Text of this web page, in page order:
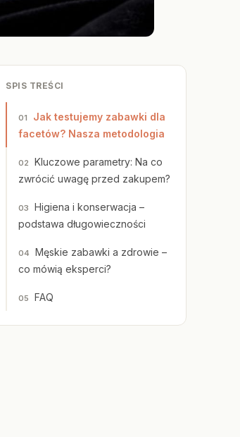
SPIS TREŚCI
Jak testujemy zabawki dla
facetów? Nasza metodologia
Kluczowe parametry: Na co
zwrócić uwagę przed zakupem?
Higiena i konserwacja –
podstawa długowieczności
Męskie zabawki a zdrowie –
co mówią eksperci?
FAQ